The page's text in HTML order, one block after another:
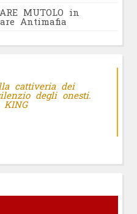
MUTOLO in
Antimafia
cattiveria dei
degli onesti.
KING